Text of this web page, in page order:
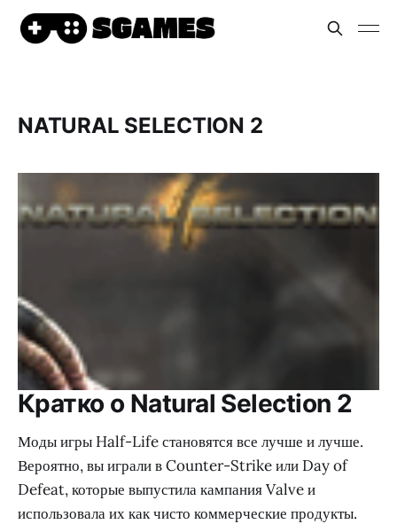
NATURAL SELECTION 2
Кратко о Natural Selection 2
Моды игры Half-Life становятся все лучше и лучше.
Вероятно, вы играли в Counter-Strike или Day of
Defeat, которые выпустила кампания Valve и
использовала их как чисто коммерческие продукты.